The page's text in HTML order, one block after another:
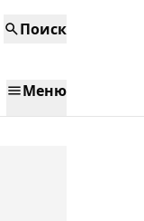
Поиск
Меню